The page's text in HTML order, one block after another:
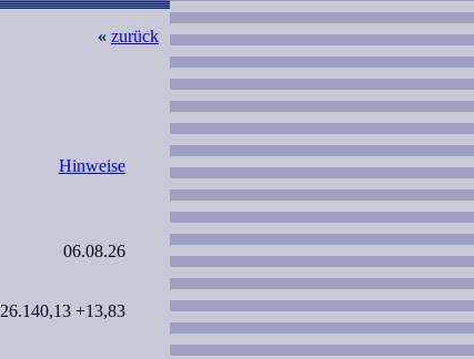
« zurück
Hinweise
06.08.26
26.140,13 +13,83